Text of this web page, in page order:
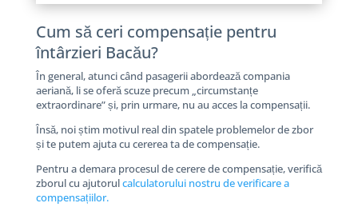
Cum să ceri compensație pentru
întârzieri Bacău?
În general, atunci când pasagerii abordează compania
aeriană, li se oferă scuze precum „circumstanțe
extraordinare” și, prin urmare, nu au acces la compensații.
Însă, noi știm motivul real din spatele problemelor de zbor
și te putem ajuta cu cererea ta de compensație.
Pentru a demara procesul de cerere de compensație, verifică
zborul cu ajutorulcalculatorului nostru de verificare a
compensațiilor.